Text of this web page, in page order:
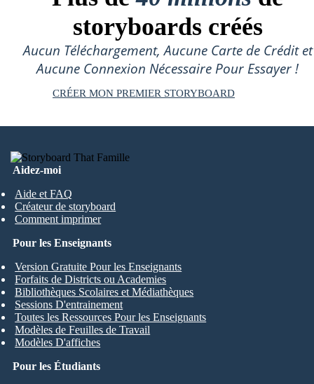
storyboards créés
Aucun Téléchargement, Aucune Carte de Crédit et
Aucune Connexion Nécessaire Pour Essayer !
CRÉER MON PREMIER STORYBOARD
Aidez-moi
Aide et FAQ
Créateur de storyboard
Comment imprimer
Pour les Étudiants
Pour les Enseignants
Version Gratuite Pour les Enseignants
Forfaits de Districts ou Academies
Bibliothèques Scolaires et Médiathèques
Sessions D'entrainement
Toutes les Ressources Pour les Enseignants
Modèles de Feuilles de Travail
Modèles D'affiches